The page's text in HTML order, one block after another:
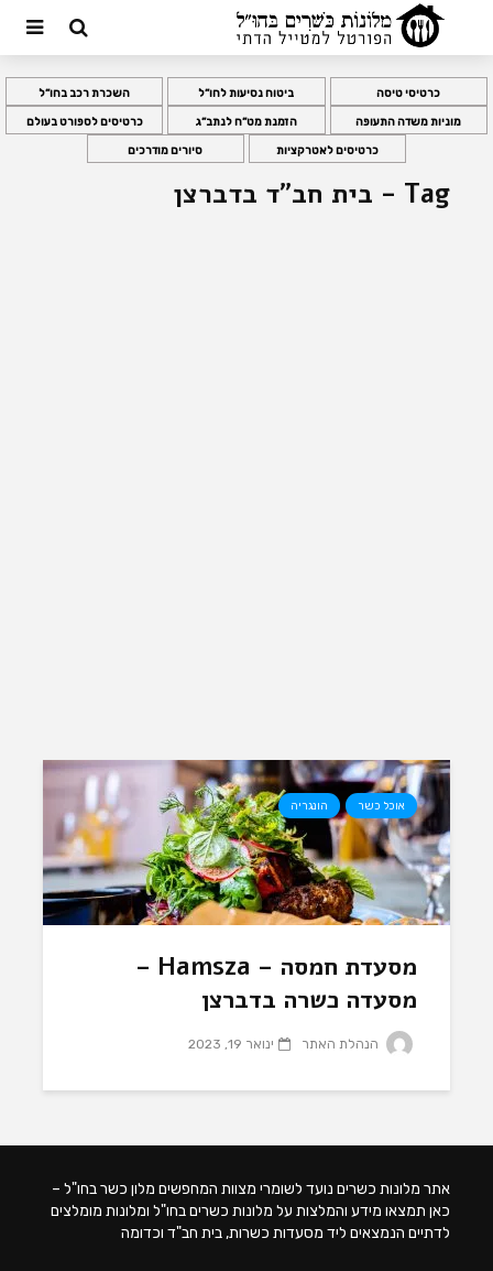
כרטיסי טיסה ביטוח נסיעות לחו”ל השכרת רכב בחו”ל
מוניות משדה התעופה הזמנת מט”ח לנתב”ג כרטיסים לספורט בעולם
כרטיסים לאטרקציות סיורים מודרכים
Tag - בית חב”ד בדברצן
אוכל כשר הונגריה
מסעדת חמסה – Hamsza –
מסעדה כשרה בדברצן
הנהלת האתר ינואר 19, 2023
אתר מלונות כשרים נועד לשומרי מצוות המחפשים מלון כשר בחו"ל –
כאן תמצאו מידע והמלצות על מלונות כשרים בחו"ל ומלונות מומלצים
לדתיים הנמצאים ליד מסעדות כשרות, בית חב"ד וכדומה